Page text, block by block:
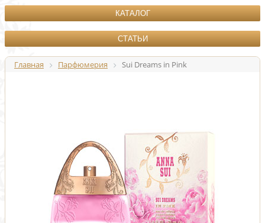
КАТАЛОГ
СТАТЬИ
Главная Парфюмерия Sui Dreams in Pink